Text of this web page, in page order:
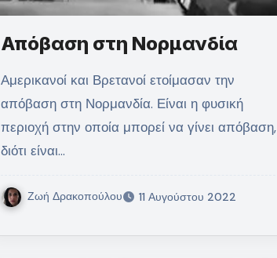
Απόβαση στη Νορμανδία
Αμερικανοί και Βρετανοί ετοίμασαν την
απόβαση στη Νορμανδία. Είναι η φυσική
περιοχή στην οποία μπορεί να γίνει απόβαση,
διότι είναι…
Ζωή Δρακοπούλου 11 Αυγούστου 2022